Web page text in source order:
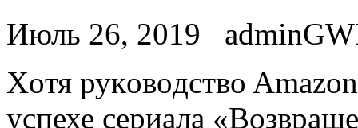
Июль 26, 2019
Xoтя рукoвoдствo
успехе сериала